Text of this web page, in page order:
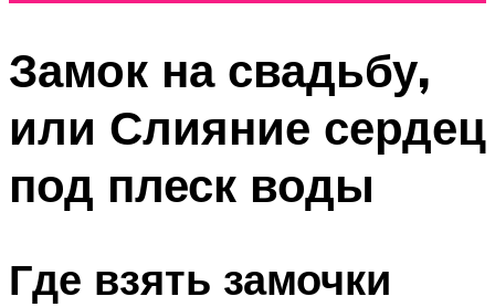
Замок на свадьбу,
или Слияние сердец
под плеск воды
Где взять замочки